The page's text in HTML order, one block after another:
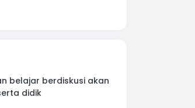
belajar berdiskusi akan
didik